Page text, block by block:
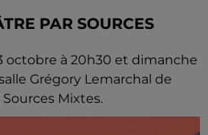
PAR SOURCES
octobre à 20h30 et dimanche
Grégory Lemarchal de
Mixtes.